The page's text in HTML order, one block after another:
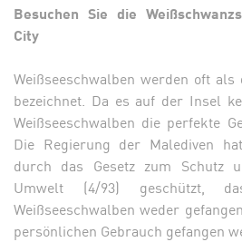
Besuchen Sie die
City
Weißseeschwalben werden oft
bezeichnet. Da es auf der Insel
Weißseeschwalben die perfekte
Die Regierung der Malediven
durch das Gesetz zum Schutz
Umwelt (4/93) geschützt,
Weißseeschwalben weder
persönlichen Gebrauch gefangen